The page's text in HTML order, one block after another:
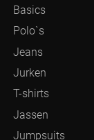
Basics
Polo`s
Jeans
Jurken
T-shirts
Jassen
Jumpsuits